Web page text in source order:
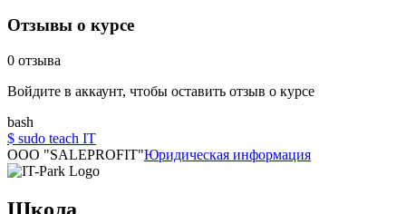
Отзывы о курсе
0 отзыва
Войдите в аккаунт, чтобы оставить отзыв о курсе
bash
$ sudo teach IT
OOO "SALEPROFIT"Юридическая информация
Школа